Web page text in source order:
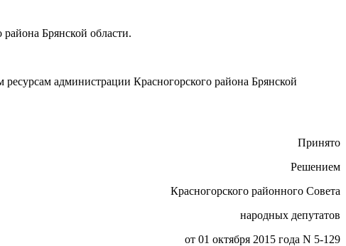
Брянской области.
администрации Красногорского района Брянской
Принято
Решением
Красногорского районного Совета
народных депутатов
от 01 октября 2015 года N 5-129